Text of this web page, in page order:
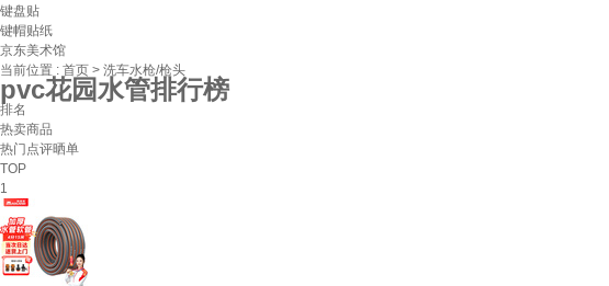
键盘贴
键帽贴纸
京东美术馆
当前位置 : 首页 > 洗车水枪/枪头
pvc花园水管排行榜
排名
热卖商品
热门点评晒单
TOP
1